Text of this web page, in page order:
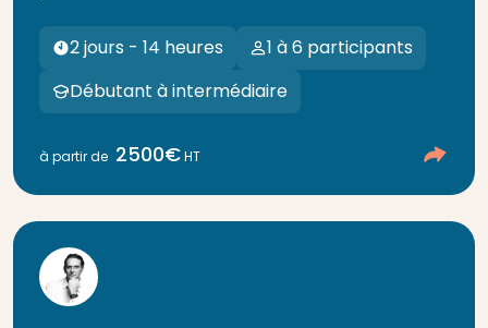
2 jours - 14 heures
1 à 6 participants
Débutant à intermédiaire
à partir de 2500€HT